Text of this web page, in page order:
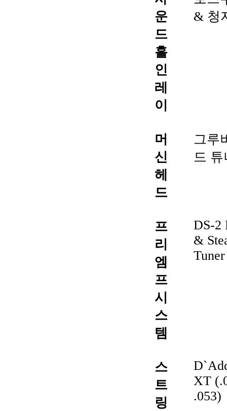
운
드
홀
인
레
이
& 청
머
신
헤
드
그루
드 튜
프
리
엠
프
시
스
템
DS-2
&
Tuner
스
트
링
XT
.053)